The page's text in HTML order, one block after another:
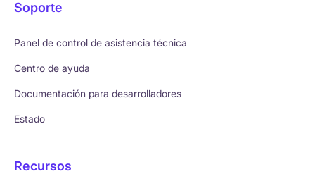
Soporte
Panel de control de asistencia técnica
Centro de ayuda
Documentación para desarrolladores
Estado
Recursos